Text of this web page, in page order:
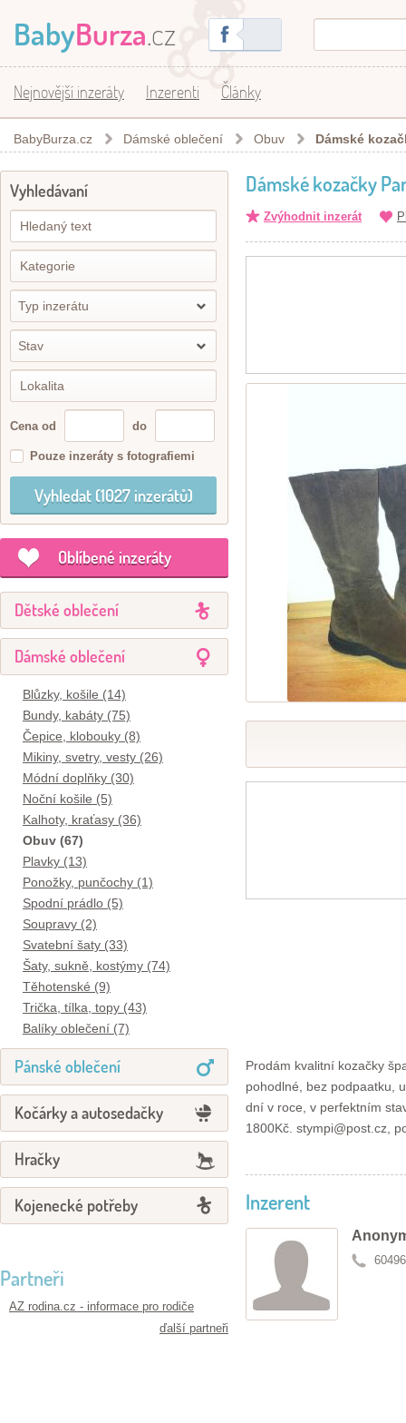
BabyBurza.cz
Nejnovější inzeráty Inzerenti Články
BabyBurza.cz Dámské oblečení Obuv Dámské
Vyhledávaní
Typ inzerátu
Stav
Cena od do
Pouze inzeráty s fotografiemi
Oblíbené inzeráty
Dětské oblečení
Dámské oblečení
Blůzky, košile (14)
Bundy, kabáty (75)
Čepice, klobouky (8)
Mikiny, svetry, vesty (26)
Módní doplňky (30)
Noční košile (5)
Kalhoty, kraťasy (36)
Obuv (67)
Plavky (13)
Ponožky, punčochy (1)
Spodní prádlo (5)
Soupravy (2)
Svatební šaty (33)
Šaty, sukně, kostýmy (74)
Těhotenské (9)
Trička, tílka, topy (43)
Balíky oblečení (7)
Pánské oblečení
Kočárky a autosedačky
Hračky
Kojenecké potřeby
Partneři
AZ rodina.cz - informace pro rodiče
ďalší partneři
Dámské kozačky
Zvýhodnit inzerát
Prodám kvalitní kozačky
pohodlné, bez podpaatku,
dní v roce, v perfektním
1800Kč. stympi@post.cz,
Inzerent